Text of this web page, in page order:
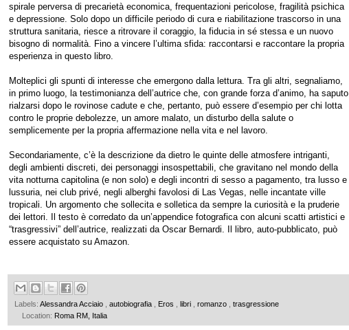
spirale perversa di precarietà economica, frequentazioni pericolose, fragilità psichica
e depressione. Solo dopo un difficile periodo di cura e riabilitazione trascorso in una
struttura sanitaria, riesce a ritrovare il coraggio, la fiducia in sé stessa e un nuovo
bisogno di normalità. Fino a vincere l’ultima sfida: raccontarsi e raccontare la propria
esperienza in questo libro.
Molteplici gli spunti di interesse che emergono dalla lettura. Tra gli altri, segnaliamo,
in primo luogo, la testimonianza dell’autrice che, con grande forza d’animo, ha saputo
rialzarsi dopo le rovinose cadute e che, pertanto, può essere d’esempio per chi lotta
contro le proprie debolezze, un amore malato, un disturbo della salute o
semplicemente per la propria affermazione nella vita e nel lavoro.
Secondariamente, c’è la descrizione da dietro le quinte delle atmosfere intriganti,
degli ambienti discreti, dei personaggi insospettabili, che gravitano nel mondo della
vita notturna capitolina (e non solo) e degli incontri di sesso a pagamento, tra lusso e
lussuria, nei club privé, negli alberghi favolosi di Las Vegas, nelle incantate ville
tropicali. Un argomento che sollecita e solletica da sempre la curiosità e la pruderie
dei lettori. Il testo è corredato da un’appendice fotografica con alcuni scatti artistici e
“trasgressivi” dell’autrice, realizzati da Oscar Bernardi. Il libro, auto-pubblicato, può
essere acquistato su Amazon
Labels: Alessandra Acciaio autobiografia Eros libri romanzo
trasgressione
Location: Roma RM, Italia